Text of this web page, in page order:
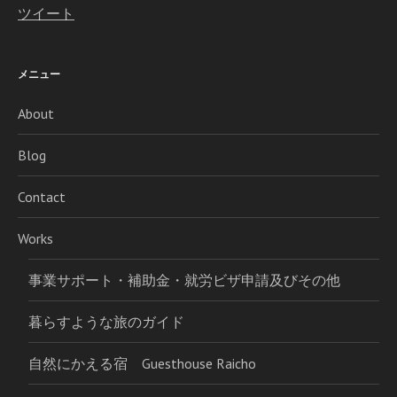
ツイート
メニュー
About
Blog
Contact
Works
事業サポート・補助金・就労ビザ申請及びその他
暮らすような旅のガイド
自然にかえる宿 Guesthouse Raicho